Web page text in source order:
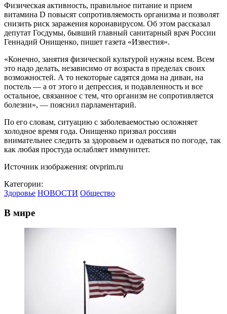
Физическая активность, правильное питание и прием
витамина D повысят сопротивляемость организма и позволят
снизить риск заражения коронавирусом. Об этом рассказал
депутат Госдумы, бывший главный санитарный врач России
Геннадий Онищенко, пишет газета «Известия».
«Конечно, занятия физической культурой нужны всем. Всем
это надо делать, независимо от возраста в пределах своих
возможностей. А то некоторые садятся дома на диван, на
постель — а от этого и депрессия, и подавленность и все
остальное, связанное с тем, что организм не сопротивляется
болезни», — пояснил парламентарий.
По его словам, ситуацию с заболеваемостью осложняет
холодное время года. Онищенко призвал россиян
внимательнее следить за здоровьем и одеваться по погоде, так
как любая простуда ослабляет иммунитет.
Источник изображения: otvprim.ru
Категории:
Здоровье НОВОСТИ Общество
В мире